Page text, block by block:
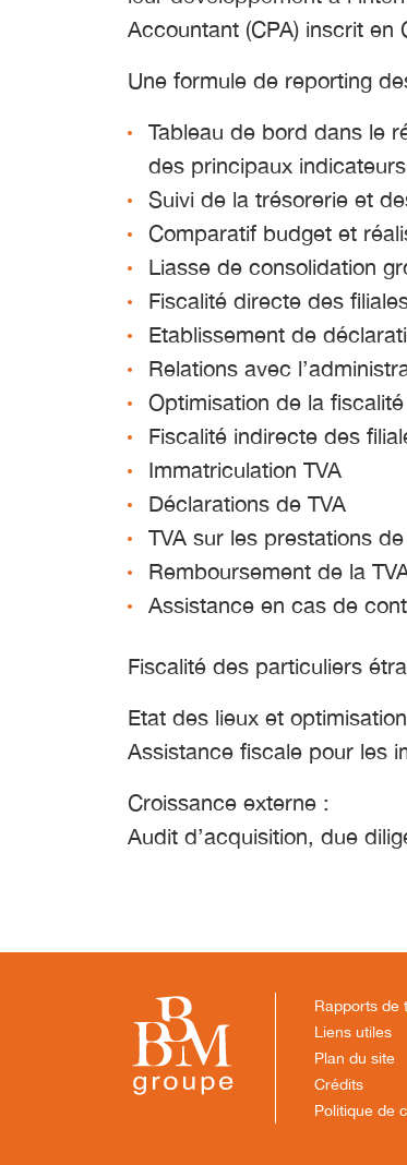
Accountant (CPA) inscrit en
Une formule de reporting
Tableau de bord dans le
des principaux
Suivi de la trésorerie et
Comparatif budget et
Liasse de consolidation
Fiscalité directe des
Etablissement de
Relations avec
Optimisation de la
Fiscalité indirecte des
Immatriculation TVA
Déclarations de TVA
TVA sur les prestations
Remboursement de la
Assistance en cas de
Fiscalité des particuliers
Etat des lieux et
Assistance fiscale pour les
Croissance externe :
Audit d’acquisition, due
Rapports de
Liens utiles
Plan du site
Crédits
Politique de